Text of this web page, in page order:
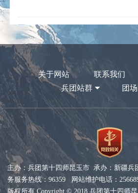
关于网站 联系我们
兵团站群
团
主办：兵团第十四师昆玉市 承办：新疆兵
务服务热线：96359 网站维护电话：
版权所有 Copyright © 2018 兵团第十四师昆